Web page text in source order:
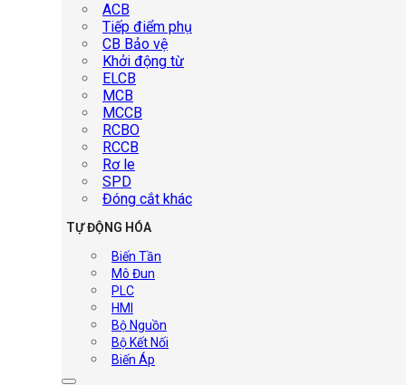
ACB
Tiếp điểm phụ
CB Bảo vệ
Khởi động từ
ELCB
MCB
MCCB
RCBO
RCCB
Rơ le
SPD
Đóng cắt khác
TỰ ĐỘNG HÓA
Biến Tần
Mô Đun
PLC
HMI
Bộ Nguồn
Bộ Kết Nối
Biến Áp